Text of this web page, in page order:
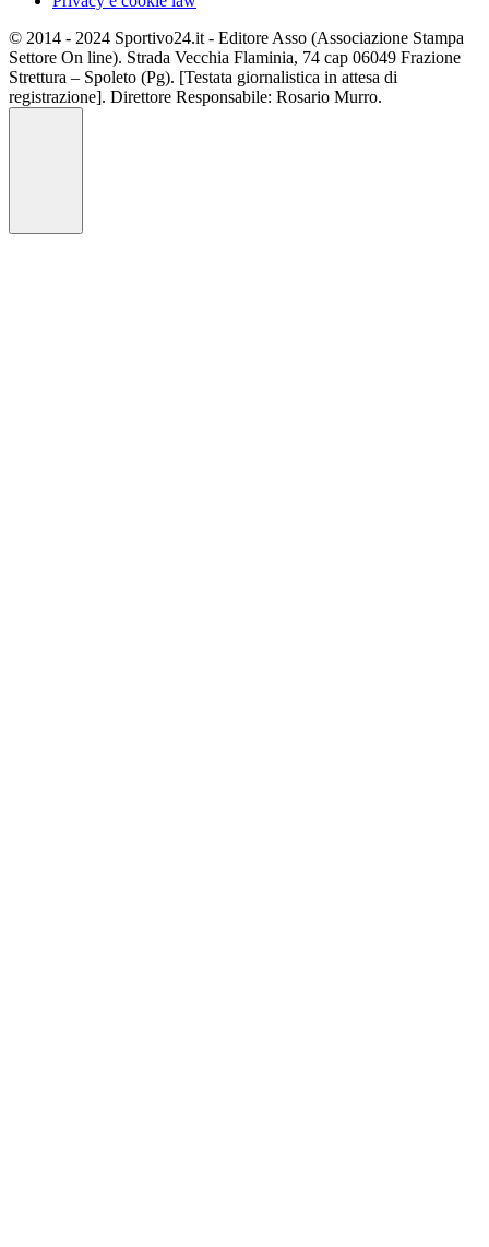
© 2014 - 2024 Sportivo24.it - Editore Asso (Associazione Stampa
Settore On line). Strada Vecchia Flaminia, 74 cap 06049 Frazione
Strettura – Spoleto (Pg). [Testata giornalistica in attesa di
registrazione]. Direttore Responsabile: Rosario Murro.